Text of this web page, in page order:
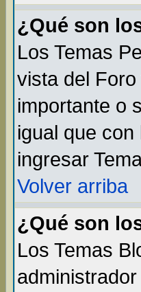
¿Qué son
Los Temas
vista del
importante o
igual que
ingresar
Volver arriba
¿Qué son
Los Temas